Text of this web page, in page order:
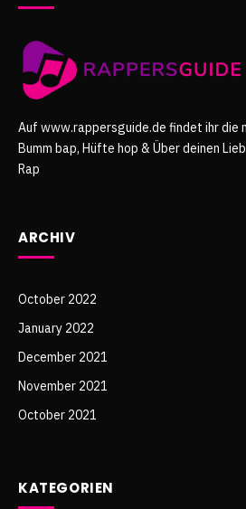
Auf www.rappersguide.de findet ihr die
Bumm bap, Hüfte hop & Über deinen
Rap
ARCHIV
October 2022
January 2022
December 2021
November 2021
October 2021
KATEGORIEN